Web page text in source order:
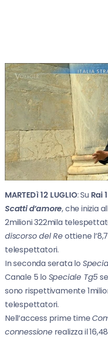
MARTEDì 12 LUGLIO: Su Rai 1
Scatti d’amore, che inizia
2milioni 322mila
discorso del Reottiene
telespettatori.
In seconda serata lo
Canale 5 lo Speciale Tg5
sono rispettivamente
telespettatori.
Nell’access prime time
connessionerealizza il